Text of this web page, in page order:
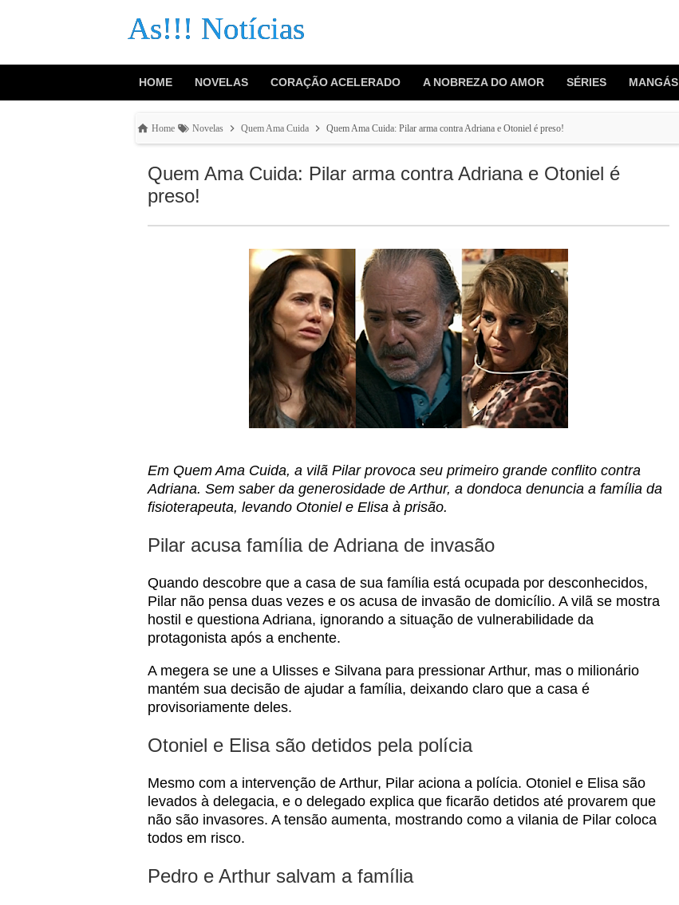
As!!! Notícias
HOME NOVELAS CORAÇÃO ACELERADO A NOBREZA DO AMOR SÉRIES MANGÁS
Home Novelas Quem Ama Cuida Quem Ama Cuida: Pilar arma contra Adriana e Otoniel é preso!
Quem Ama Cuida: Pilar arma contra Adriana e Otoniel é
preso!
Em Quem Ama Cuida, a vilã Pilar provoca seu primeiro grande conflito contra
Adriana. Sem saber da generosidade de Arthur, a dondoca denuncia a família da
fisioterapeuta, levando Otoniel e Elisa à prisão.
Pilar acusa família de Adriana de invasão
Quando descobre que a casa de sua família está ocupada por desconhecidos,
Pilar não pensa duas vezes e os acusa de invasão de domicílio. A vilã se mostra
hostil e questiona Adriana, ignorando a situação de vulnerabilidade da
protagonista após a enchente.
A megera se une a Ulisses e Silvana para pressionar Arthur, mas o milionário
mantém sua decisão de ajudar a família, deixando claro que a casa é
provisoriamente deles.
Otoniel e Elisa são detidos pela polícia
Mesmo com a intervenção de Arthur, Pilar aciona a polícia. Otoniel e Elisa são
levados à delegacia, e o delegado explica que ficarão detidos até provarem que
não são invasores. A tensão aumenta, mostrando como a vilania de Pilar coloca
todos em risco.
Pedro e Arthur salvam a família